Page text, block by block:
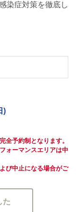
染症対策を徹底し
)
全予約制となります。
ォーマンスエリアは中
び中止になる場合がご
た